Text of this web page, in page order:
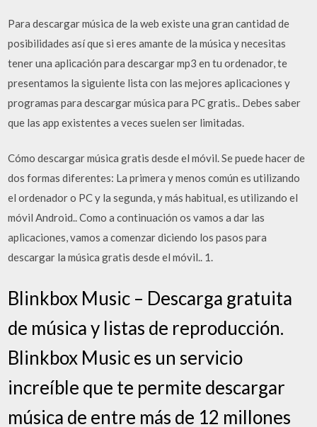
Para descargar música de la web existe una gran cantidad de
posibilidades así que si eres amante de la música y necesitas
tener una aplicación para descargar mp3 en tu ordenador, te
presentamos la siguiente lista con las mejores aplicaciones y
programas para descargar música para PC gratis.. Debes saber
que las app existentes a veces suelen ser limitadas.
Cómo descargar música gratis desde el móvil. Se puede hacer de
dos formas diferentes: La primera y menos común es utilizando
el ordenador o PC y la segunda, y más habitual, es utilizando el
móvil Android.. Como a continuación os vamos a dar las
aplicaciones, vamos a comenzar diciendo los pasos para
descargar la música gratis desde el móvil.. 1.
Blinkbox Music – Descarga gratuita
de música y listas de reproducción.
Blinkbox Music es un servicio
increíble que te permite descargar
música de entre más de 12 millones